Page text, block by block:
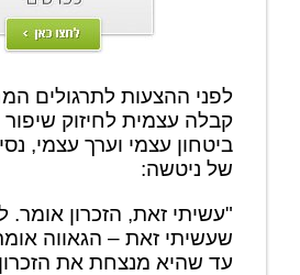
לפני ההצעות לתרגולים
קבלה עצמית לחיזוק שיפור
ביטחון עצמי וערך עצמי,
של ניטשה:
"עשיתי זאת, הזכרון אומר.
שעשיתי זאת – הגאווה
עד שהיא מנצחת את